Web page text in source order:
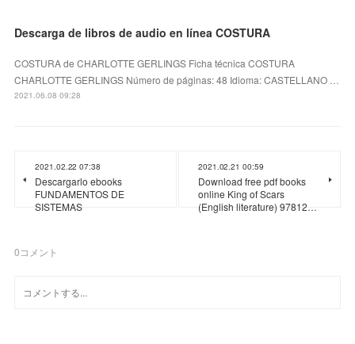
Descarga de libros de audio en línea COSTURA
COSTURA de CHARLOTTE GERLINGS Ficha técnica COSTURA
CHARLOTTE GERLINGS Número de páginas: 48 Idioma: CASTELLANO …
2021.06.08 09:28
2021.02.22 07:38
Descargarlo ebooks
FUNDAMENTOS DE
SISTEMAS
2021.02.21 00:59
Download free pdf books
online King of Scars
(English literature) 97812…
0コメント